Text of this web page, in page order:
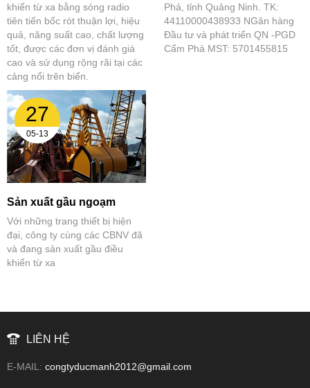
khiển từ xa bằng sóng radio
tiên tiến bốc rót thuận lợi, hiệu
quả, năng suất cao, chất lượng
tốt, được các đơn vị đánh giá
cao và sử dụng rộng rãi tại các
cảng nổi trên biển.
Phả, tỉnh Quảng Ninh. TK:
44110000438933 NGân hàng
Đầu tư và phát triển QN -PGD
Cẩm Phả MST: 5701455815
27
05-13
Sản xuất gầu ngoạm
Với những trang thiết bị hiện
đại, công ty cùng các CBNV đã
và đang sản xuất gầu điều
khiển từ xa
LIÊN HỆ
E-MAIL: congtyducmanh2012@gmail.com